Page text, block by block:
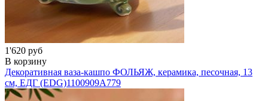
1'620 руб
В корзину
Декоративная ваза-кашпо ФОЛЬЯЖ, керамика, песочная, 13
см, ЕДГ (EDG)1100909A779